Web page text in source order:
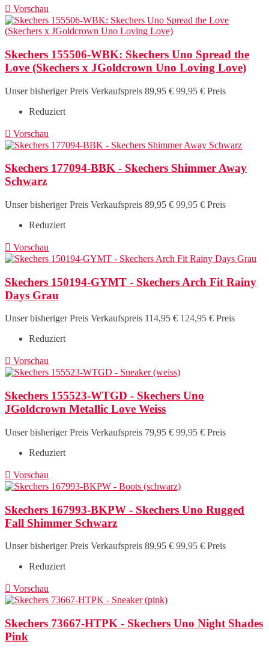
 Vorschau
Skechers 155506-WBK: Skechers Uno Spread the
Love (Skechers x JGoldcrown Uno Loving Love)
Unser bisheriger Preis Verkaufspreis 89,95 € 99,95 € Preis
Reduziert
 Vorschau
Skechers 177094-BBK - Skechers Shimmer Away
Schwarz
Unser bisheriger Preis Verkaufspreis 89,95 € 99,95 € Preis
Reduziert
 Vorschau
Skechers 150194-GYMT - Skechers Arch Fit Rainy
Days Grau
Unser bisheriger Preis Verkaufspreis 114,95 € 124,95 € Preis
Reduziert
 Vorschau
Skechers 155523-WTGD - Skechers Uno
JGoldcrown Metallic Love Weiss
Unser bisheriger Preis Verkaufspreis 79,95 € 99,95 € Preis
Reduziert
 Vorschau
Skechers 167993-BKPW - Skechers Uno Rugged
Fall Shimmer Schwarz
Unser bisheriger Preis Verkaufspreis 89,95 € 99,95 € Preis
Reduziert
 Vorschau
Skechers 73667-HTPK - Skechers Uno Night Shades
Pink